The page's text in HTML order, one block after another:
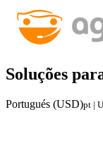
Soluções
Portugués (USD)pt |